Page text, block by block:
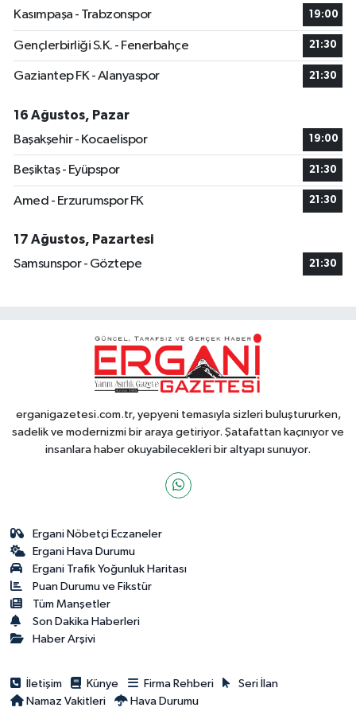
Kasımpaşa - Trabzonspor 19:00
Gençlerbirliği S.K. - Fenerbahçe 21:30
Gaziantep FK - Alanyaspor 21:30
16 Ağustos, Pazar
Başakşehir - Kocaelispor
19:00
Beşiktaş - Eyüpspor 21:30
Amed - Erzurumspor FK 21:30
17 Ağustos, Pazartesi
Samsunspor - Göztepe
21:30
erganigazetesi.com.tr, yepyeni temasıyla sizleri buluştururken,
sadelik ve modernizmi bir araya getiriyor. Şatafattan kaçınıyor ve
insanlara haber okuyabilecekleri bir altyapı sunuyor.
Ergani Nöbetçi Eczaneler
Ergani Hava Durumu
Ergani Trafik Yoğunluk Haritası
Puan Durumu ve Fikstür
Tüm Manşetler
Son Dakika Haberleri
Haber Arşivi
İletişim Künye Firma Rehberi
Seri İlan
Namaz Vakitleri
Hava Durumu